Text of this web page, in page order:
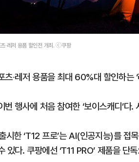
·레저 용품 할인전 개최. ⓒ쿠팡
츠∙레저 용품을 최대 60%대 할인하는
번 행사에 처음 참여한 ‘보이스캐디’
시한 ‘T12 프로’는 AI(인공지능)를 접
있다. 쿠팡에선 ‘T11 PRO’ 제품을 단